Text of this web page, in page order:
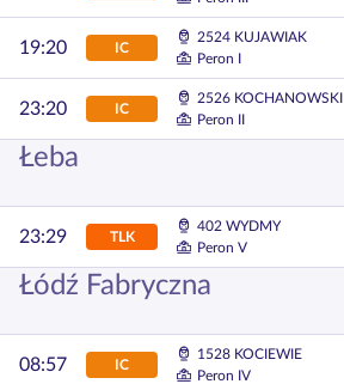
19:20 IC
2524 KUJAWIAK
Peron I
23:20 IC
2526 KOCHANOWSKI
Peron II
Łeba
23:29 TLK
402 WYDMY
Peron V
Łódź Fabryczna
08:57 IC
1528 KOCIEWIE
Peron IV